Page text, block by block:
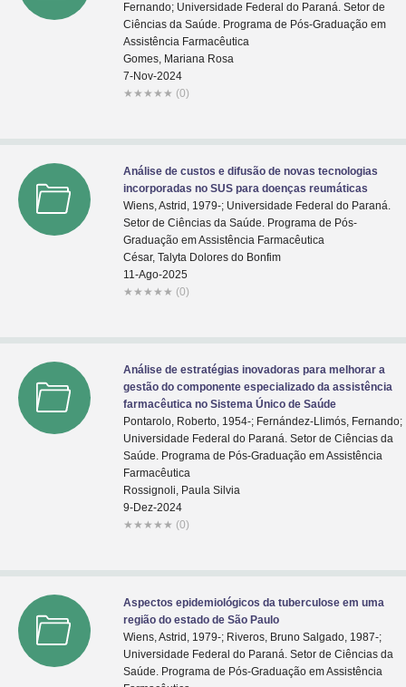
Fernando; Universidade Federal do Paraná. Setor de
Ciências da Saúde. Programa de Pós-Graduação em
Assistência Farmacêutica
Gomes, Mariana Rosa
7-Nov-2024
★ ★ ★ ★ ★ (0)
Análise de custos e difusão de novas tecnologias
incorporadas no SUS para doenças reumáticas
Wiens, Astrid, 1979-; Universidade Federal do Paraná.
Setor de Ciências da Saúde. Programa de Pós-
Graduação em Assistência Farmacêutica
César, Talyta Dolores do Bonfim
11-Ago-2025
★ ★ ★ ★ ★ (0)
Análise de estratégias inovadoras para melhorar a
gestão do componente especializado da assistência
farmacêutica no Sistema Único de Saúde
Pontarolo, Roberto, 1954-; Fernández-Llimós, Fernando;
Universidade Federal do Paraná. Setor de Ciências da
Saúde. Programa de Pós-Graduação em Assistência
Farmacêutica
Rossignoli, Paula Silvia
9-Dez-2024
★ ★ ★ ★ ★ (0)
Aspectos epidemiológicos da tuberculose em uma
região do estado de São Paulo
Wiens, Astrid, 1979-; Riveros, Bruno Salgado, 1987-;
Universidade Federal do Paraná. Setor de Ciências da
Saúde. Programa de Pós-Graduação em Assistência